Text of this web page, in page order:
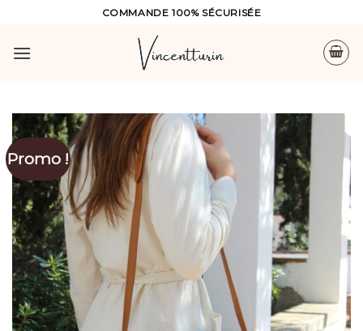
content
COMMANDE 100% SÉCURISÉE
Promo !